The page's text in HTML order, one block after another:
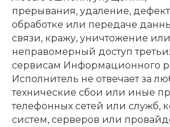
прерывания, удаление,
обработке или передаче
связи, кражу, уничтожение или
неправомерный доступ
сервисам Информационного
Исполнитель не отвечает за
технические сбои или иные
телефонных сетей или служб,
систем, серверов или